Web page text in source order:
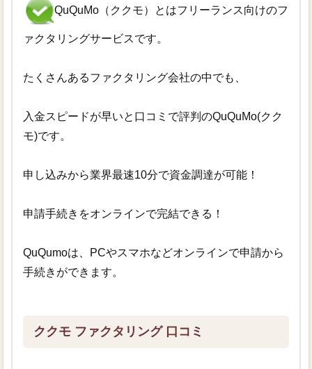
QuQuMo（ククモ）とはフリーランス向けのフ
ァクタリングサービスです。
たくさんあるファクタリング会社の中でも、
入金スピードが早いと口コミで評判のQuQuMo(クク
モ)です。
申し込みから業界最速10分で資金調達が可能！
申請手続きをオンラインで完結できる！
QuQumoは、PCやスマホなどオンラインで申請から
手続きができます。
ククモ ファクタリング 口コミ